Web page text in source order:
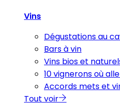
Vins
Dégustations au
Bars à vin
Vins bios et
10 vignerons où
Accords mets et
Tout voir